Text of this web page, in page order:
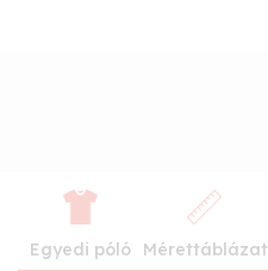
Egyedi póló Mérettáblázat